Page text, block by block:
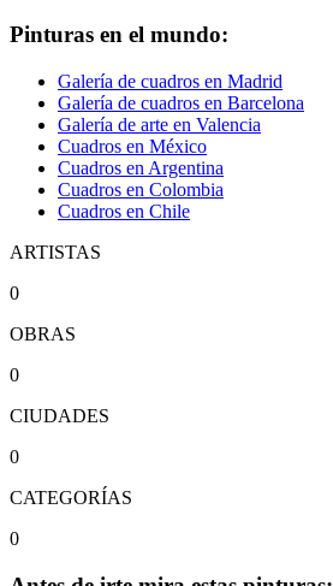
Pinturas en el mundo:
Galería de cuadros en Madrid
Galería de cuadros en Barcelona
Galería de arte en Valencia
Cuadros en México
Cuadros en Argentina
Cuadros en Colombia
Cuadros en Chile
ARTISTAS
0
OBRAS
0
CIUDADES
0
CATEGORÍAS
0